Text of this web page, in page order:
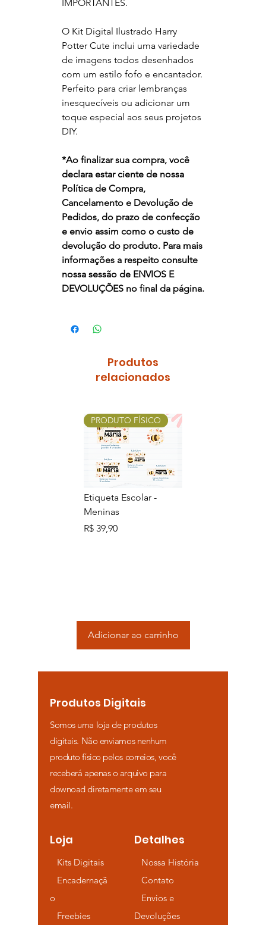
IMPORTANTES.
O Kit Digital Ilustrado Harry
Potter Cute inclui uma variedade
de imagens todos desenhados
com um estilo fofo e encantador.
Perfeito para criar lembranças
inesquecíveis ou adicionar um
toque especial aos seus projetos
DIY.
*Ao finalizar sua compra, você
declara estar ciente de nossa
Política de Compra,
Cancelamento e Devolução de
Pedidos, do prazo de confecção
e envio assim como o custo de
devolução do produto. Para mais
informações a respeito consulte
nossa sessão de ENVIOS E
DEVOLUÇÕES no final da página.
Produtos
relacionados
PRODUTO FÍSICO
Etiqueta Escolar -
Meninas
Preço
R$ 39,90
Adicionar ao carrinho
Produtos Digitais
Somos uma loja de produtos
digitais. Não enviamos nenhum
produto físico pelos correios, você
receberá apenas o arquivo para
downoad diretamente em seu
email.
Loja
Kits Digitais
Encadernaçã
o
Freebies
Detalhes
Nossa História
Contato
Envios e
Devoluções